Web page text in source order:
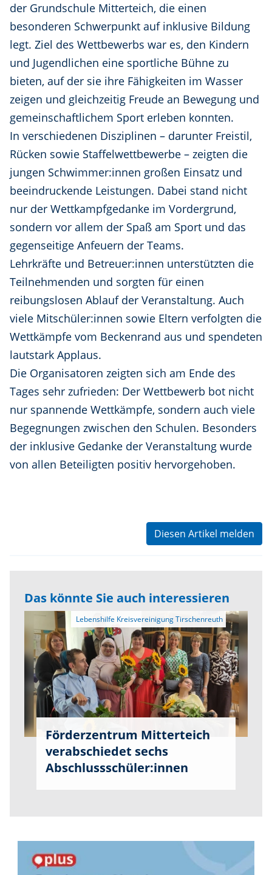
der Grundschule Mitterteich, die einen
besonderen Schwerpunkt auf inklusive Bildung
legt. Ziel des Wettbewerbs war es, den Kindern
und Jugendlichen eine sportliche Bühne zu
bieten, auf der sie ihre Fähigkeiten im Wasser
zeigen und gleichzeitig Freude an Bewegung und
gemeinschaftlichem Sport erleben konnten.
In verschiedenen Disziplinen – darunter Freistil,
Rücken sowie Staffelwettbewerbe – zeigten die
jungen Schwimmer:innen großen Einsatz und
beeindruckende Leistungen. Dabei stand nicht
nur der Wettkampfgedanke im Vordergrund,
sondern vor allem der Spaß am Sport und das
gegenseitige Anfeuern der Teams.
Lehrkräfte und Betreuer:innen unterstützten die
Teilnehmenden und sorgten für einen
reibungslosen Ablauf der Veranstaltung. Auch
viele Mitschüler:innen sowie Eltern verfolgten die
Wettkämpfe vom Beckenrand aus und spendeten
lautstark Applaus.
Die Organisatoren zeigten sich am Ende des
Tages sehr zufrieden: Der Wettbewerb bot nicht
nur spannende Wettkämpfe, sondern auch viele
Begegnungen zwischen den Schulen. Besonders
der inklusive Gedanke der Veranstaltung wurde
von allen Beteiligten positiv hervorgehoben.
Diesen Artikel melden
Das könnte Sie auch interessieren
Lebenshilfe Kreisvereinigung Tirschenreuth
Förderzentrum Mitterteich
verabschiedet sechs
Abschlussschüler:innen